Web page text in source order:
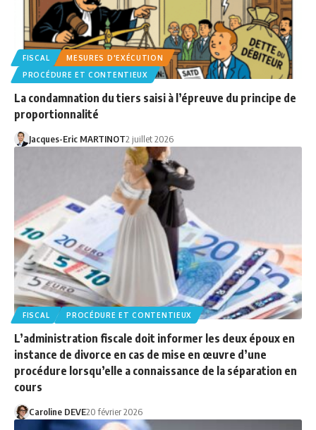
FISCAL
MESURES D'EXÉCUTION
PROCÉDURE ET CONTENTIEUX
La condamnation du tiers saisi à l’épreuve du principe de
proportionnalité
Jacques-Eric MARTINOT2 juillet 2026
FISCAL PROCÉDURE ET CONTENTIEUX
L’administration fiscale doit informer les deux époux en
instance de divorce en cas de mise en œuvre d’une
procédure lorsqu’elle a connaissance de la séparation en
cours
Caroline DEVE20 février 2026